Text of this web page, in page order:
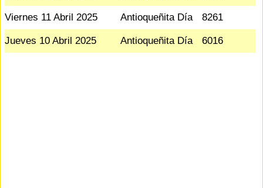
Viernes 11 Abril 2025 Antioqueñita Día 8261
Jueves 10 Abril 2025 Antioqueñita Día 6016